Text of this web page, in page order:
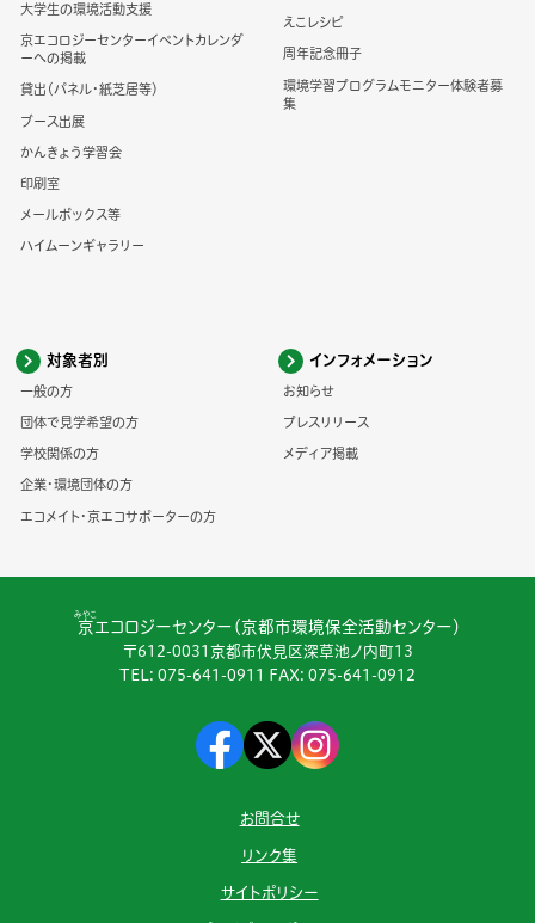
大学生の環境活動支援
京エコロジーセンターイベントカレンダ
ーへの掲載
貸出（パネル・紙芝居等）
ブース出展
かんきょう学習会
印刷室
メールボックス等
ハイムーンギャラリー
えこレシピ
周年記念冊子
環境学習プログラムモニター体験者募
集
対象者別
一般の方
団体で見学希望の方
学校関係の方
企業・環境団体の方
エコメイト・京エコサポーターの方
インフォメーション
お知らせ
プレスリリース
メディア掲載
京
みやこ
エコロジーセンター（京都市環境保全活動センター）
〒612-0031京都市伏見区深草池ノ内町13
TEL: 075-641-0911 FAX: 075-641-0912
お問合せ
リンク集
サイトポリシー